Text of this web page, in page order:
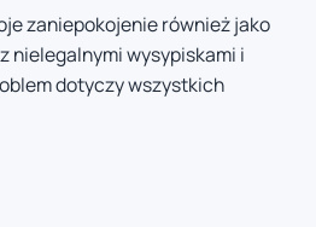
zaniepokojenie również jako
nielegalnymi wysypiskami i
dotyczy wszystkich